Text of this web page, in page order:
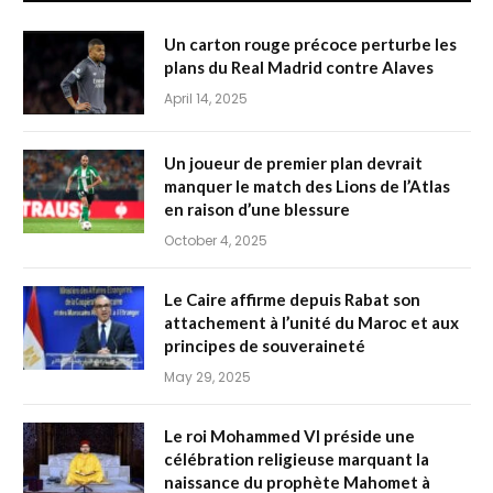
Un carton rouge précoce perturbe les
plans du Real Madrid contre Alaves
April 14, 2025
Un joueur de premier plan devrait
manquer le match des Lions de l’Atlas
en raison d’une blessure
October 4, 2025
Le Caire affirme depuis Rabat son
attachement à l’unité du Maroc et aux
principes de souveraineté
May 29, 2025
Le roi Mohammed VI préside une
célébration religieuse marquant la
naissance du prophète Mahomet à